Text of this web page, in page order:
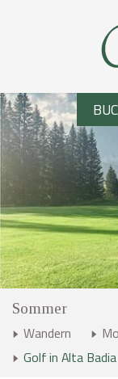
Sommer
Wandern
Golf in Alta Badia